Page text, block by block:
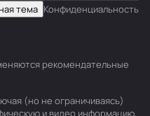
тема Конфиденциальность
рекомендательные
(но не ограничиваясь)
и видео информацию,